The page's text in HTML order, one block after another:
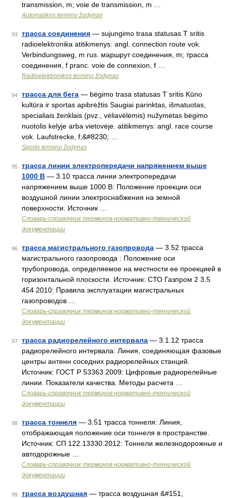
transmission, m; voie de transmission, m …
Automatikos terminų žodynas
93 трасса соединения — sujungimo trasa statusas T sritis
radioelektronika atitikmenys: angl. connection route vok.
Verbindungsweg, m rus. маршрут соединения, m; трасса
соединения, f pranc. voie de connexion, f …
Radioelektronikos terminų žodynas
94 трасса для бега — bėgimo trasa statusas T sritis Kūno
kultūra ir sportas apibrėžtis Saugiai parinktas, išmatuotas,
specialiais ženklais (pvz., vėliavėlėmis) nužymėtas bėgimo
nuotolis kelyje arba vietovėje. atitikmenys: angl. race course
vok. Laufstrecke, f;&#8230; …
Sporto terminų žodynas
95
трасса линии электропередачи напряжением выше
1000 В — 3.10 трасса линии электропередачи
напряжением выше 1000 В: Положение проекции оси
воздушной линии электроснабжения на земной
поверхности. Источник …
Словарь-справочник терминов нормативно-технической
документации
96 трасса магистрального газопровода — 3.52 трасса
магистрального газопровода : Положение оси
трубопровода, определяемое на местности ее проекцией в
горизонтальной плоскости. Источник: СТО Газпром 2 3.5
454 2010: Правила эксплуатации магистральных
газопроводов …
Словарь-справочник терминов нормативно-технической
документации
97 трасса радиорелейного интервала — 3.1.12 трасса
радиорелейного интервала: Линия, соединяющая фазовые
центры антенн соседних радиорелейных станций.
Источник: ГОСТ Р 53363 2009: Цифровые радиорелейные
линии. Показатели качества. Методы расчета …
Словарь-справочник терминов нормативно-технической
документации
98 трасса тоннеля — 3.51 трасса тоннеля: Линия,
отображающая положение оси тоннеля в пространстве.
Источник: СП 122.13330.2012: Тоннели железнодорожные и
автодорожные …
Словарь-справочник терминов нормативно-технической
документации
99 трасса воздушная — трасса воздушная &#151;